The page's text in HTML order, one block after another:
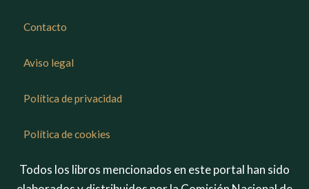
Contacto
Aviso legal
Política de privacidad
Política de cookies
Todos los libros mencionados en este portal han sido